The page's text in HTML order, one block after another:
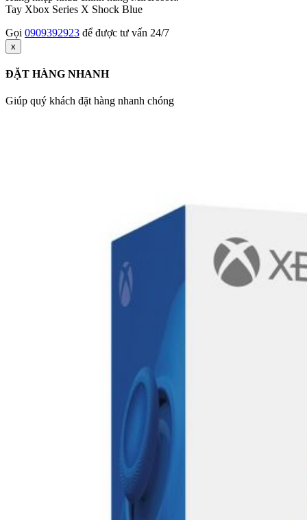
Tay Xbox Series X Shock Blue
Gọi 0909392923 để được tư vấn 24/7
x
ĐẶT HÀNG NHANH
Giúp quý khách đặt hàng nhanh chóng